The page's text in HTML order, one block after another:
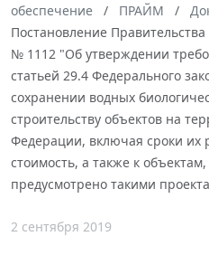
обеспечение
ПРАЙМ
Постановление Правительства
№ 1112 "Об утверждении
статьей 29.4 Федерального
сохранении водных
строительству объектов на
Федерации, включая сроки
стоимость, а также к
предусмотрено такими
2 сентября 2019